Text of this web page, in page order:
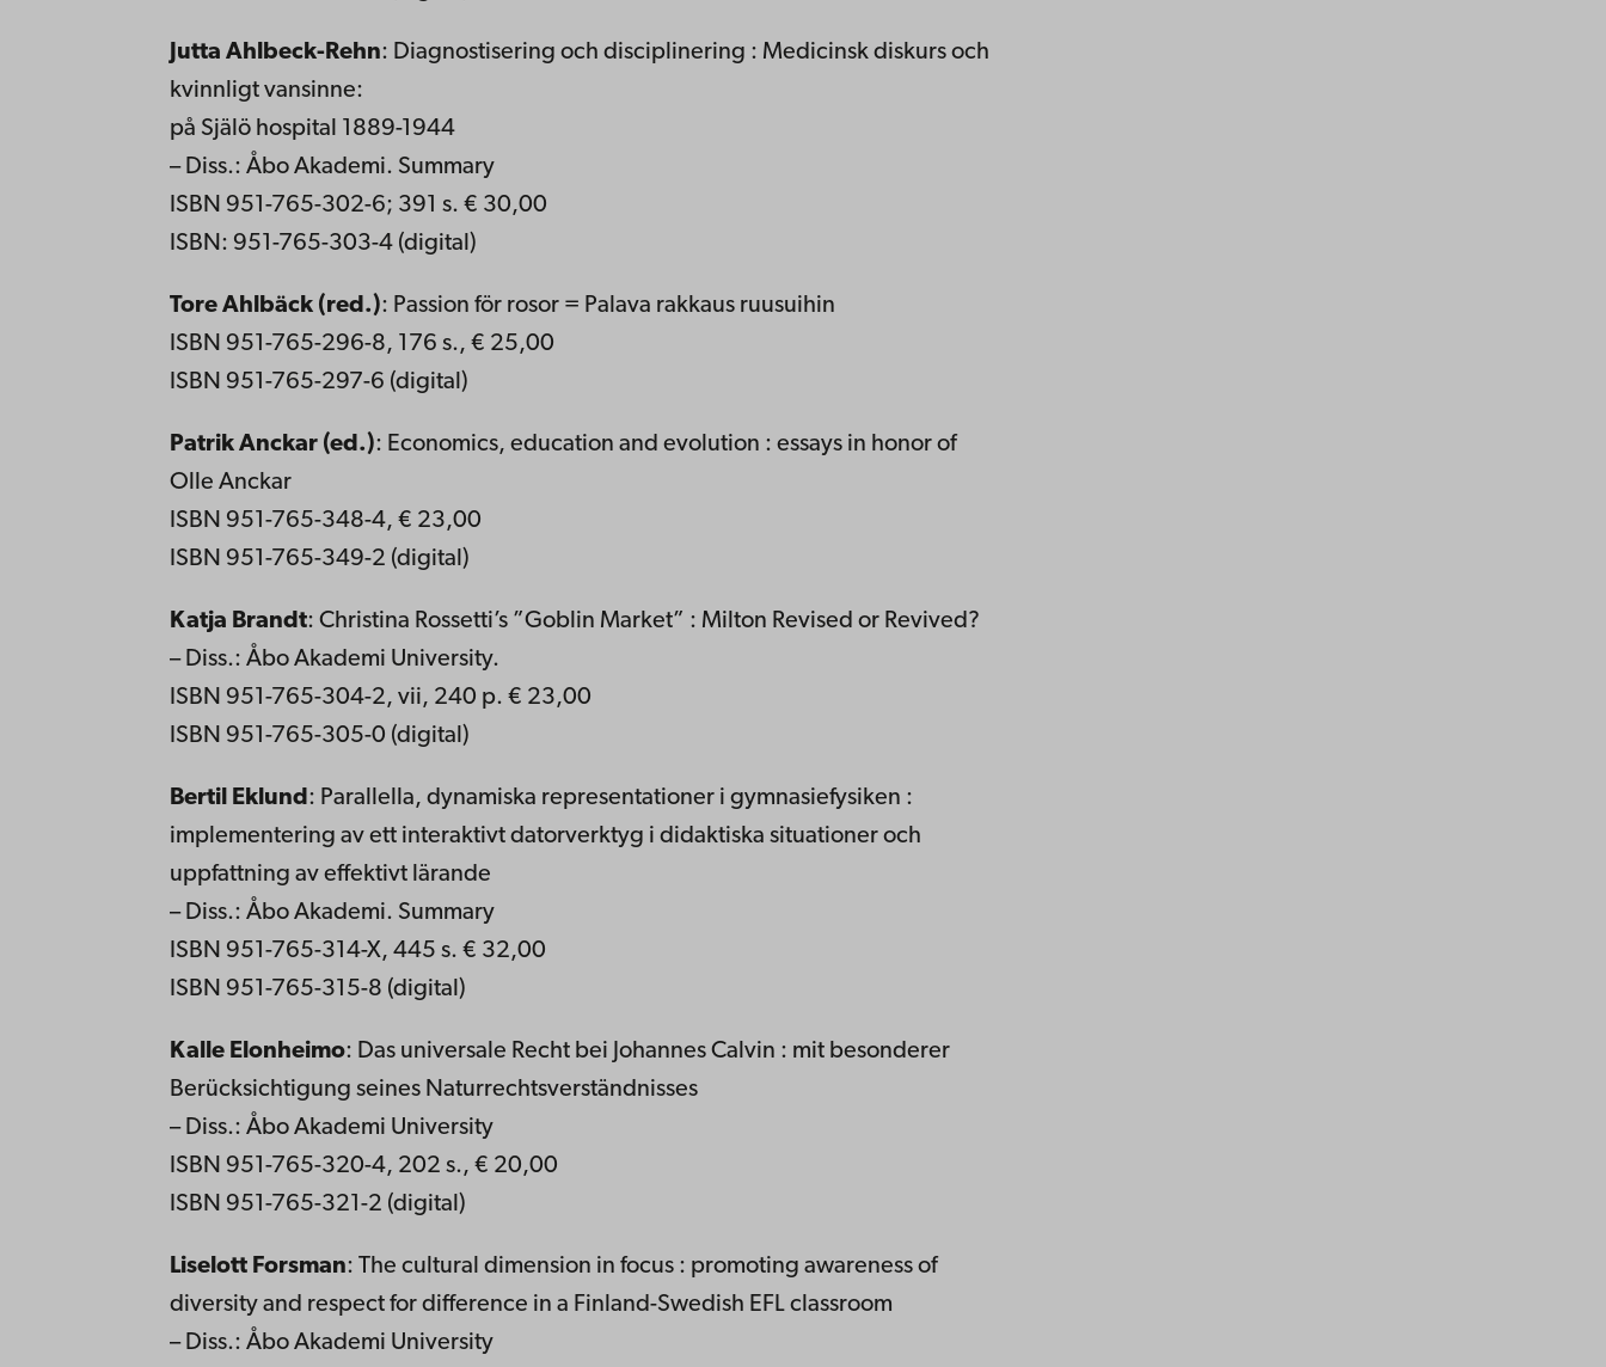
Jutta Ahlbeck-Rehn: Diagnostisering och disciplinering : Medicinsk diskurs och
kvinnligt vansinne:
på Själö hospital 1889-1944
– Diss.: Åbo Akademi. Summary
ISBN 951-765-302-6; 391 s. € 30,00
ISBN: 951-765-303-4 (digital)
Tore Ahlbäck (red.): Passion för rosor = Palava rakkaus ruusuihin
ISBN 951-765-296-8, 176 s., € 25,00
ISBN 951-765-297-6 (digital)
Patrik Anckar (ed.): Economics, education and evolution : essays in honor of
Olle Anckar
ISBN 951-765-348-4, € 23,00
ISBN 951-765-349-2 (digital)
Katja Brandt: Christina Rossetti’s ”Goblin Market” : Milton Revised or Revived?
– Diss.: Åbo Akademi University.
ISBN 951-765-304-2, vii, 240 p. € 23,00
ISBN 951-765-305-0 (digital)
Bertil Eklund : Parallella, dynamiska representationer i gymnasiefysiken :
implementering av ett interaktivt datorverktyg i didaktiska situationer och
uppfattning av effektivt lärande
– Diss.: Åbo Akademi. Summary
ISBN 951-765-314-X, 445 s. € 32,00
ISBN 951-765-315-8 (digital)
Kalle Elonheimo: Das universale Recht bei Johannes Calvin : mit besonderer
Berücksichtigung seines Naturrechtsverständnisses
– Diss.: Åbo Akademi University
ISBN 951-765-320-4, 202 s., € 20,00
ISBN 951-765-321-2 (digital)
Liselott Forsman: The cultural dimension in focus : promoting awareness of
diversity and respect for difference in a Finland-Swedish EFL classroom
– Diss.: Åbo Akademi University